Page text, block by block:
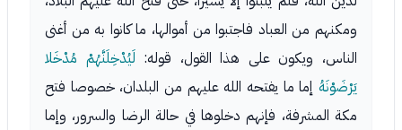
ومكنهم من العباد فاجتبوا من أموالها، ما كانوا به من أغنى
الناس، ويكون على هذا القول، قوله: لَيُدْخِلَنَّهُمْ مُدْخَلا
يَرْضَوْنَهُ إما ما يفتحه الله عليهم من البلدان، خصوصا فتح
مكة المشرفة، فإنهم دخلوها في حالة الرضا والسرور، وإما